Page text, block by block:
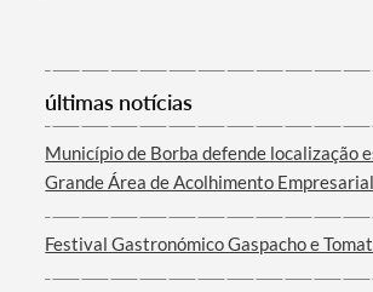
Categorias gerais
Filtros
últimas notícias
Município de Borba defende localização
Grande Área de Acolhimento
Festival Gastronómico Gaspacho e